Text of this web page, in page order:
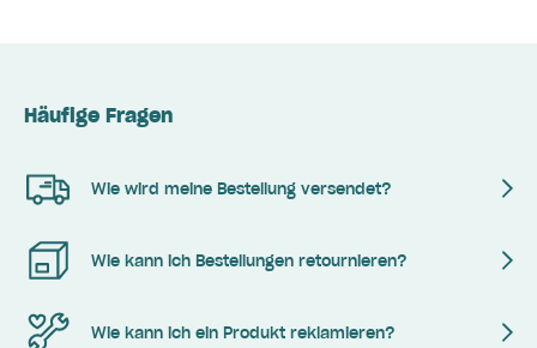
Häufige Fragen
Wie wird meine Bestellung versendet?
Wie kann ich Bestellungen retournieren?
Wie kann ich ein Produkt reklamieren?